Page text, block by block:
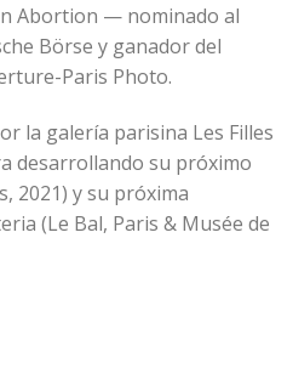
Abortion — nominado al
Börse y ganador del
Paris Photo.
la galería parisina Les Filles
desarrollando su próximo
2021) y su próxima
(Le Bal, Paris & Musée de